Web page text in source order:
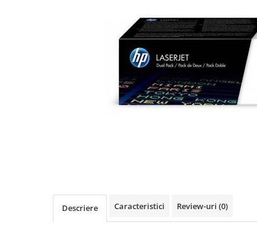
Descriere Caracteristici Review-uri (0)